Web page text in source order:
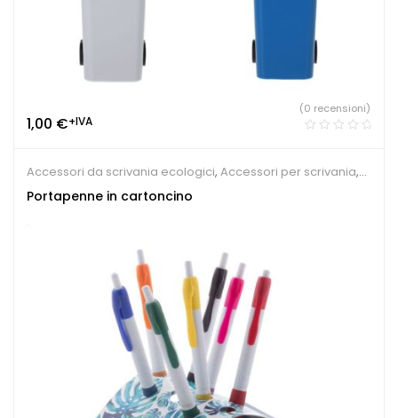
1,00 €+IVA
(0 recensioni)
Accessori da scrivania ecologici, Accessori per scrivania,
Sindacati
Portapenne in cartoncino